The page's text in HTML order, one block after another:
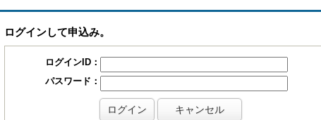
ログインして申込み。
ログインID：
パスワード：